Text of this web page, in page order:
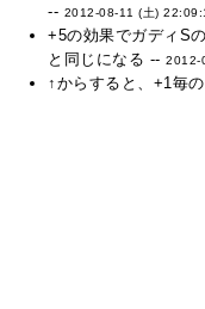
-- 2012-08-11 (土)
+5の効果でガディS
と同じになる --2012-
↑からすると、+1毎